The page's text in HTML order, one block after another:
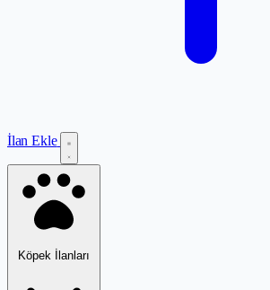
İlan Ekle
Köpek İlanları